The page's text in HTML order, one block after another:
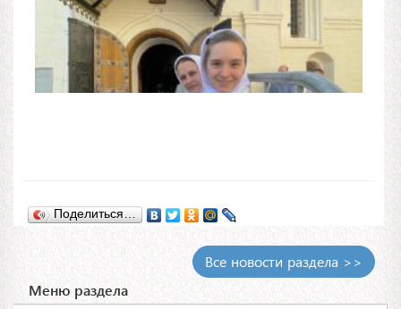
Поделиться…
Все новости раздела >>
Меню раздела